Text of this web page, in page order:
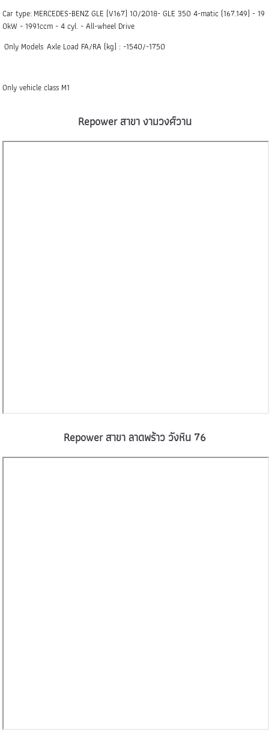
Car type: MERCEDES-BENZ GLE (V167) 10/2018- GLE 350 4-matic (167.149) - 19
0kW - 1991ccm - 4 cyl. - All-wheel Drive
Only Models Axle Load FA/RA (kg) : -1540/-1750
Only vehicle class M1
Repower สาขา งามวงศ์วาน
Repower สาขา ลาดพร้าว วังหิน 76